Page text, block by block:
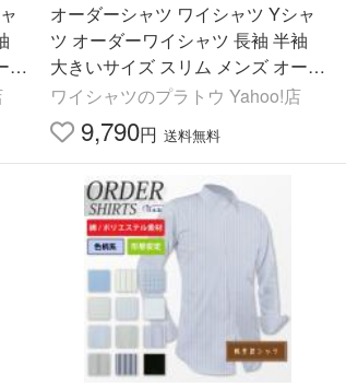
ダ
オーダーシャツ ワイシャツ Yシャ
ツ オーダーワイシャツ 長袖 半袖
大きいサイズ スリム メンズ オーダ
ー 日本製 形態安定 軽井沢シャツ
ワイドスプレッド
ワイシャツのプラトウ Yahoo!店
9,790円 送料無料